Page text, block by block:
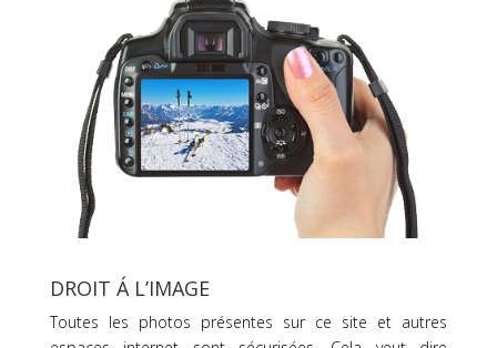
DROIT Á L’IMAGE
Toutes les photos présentes sur ce site et autres